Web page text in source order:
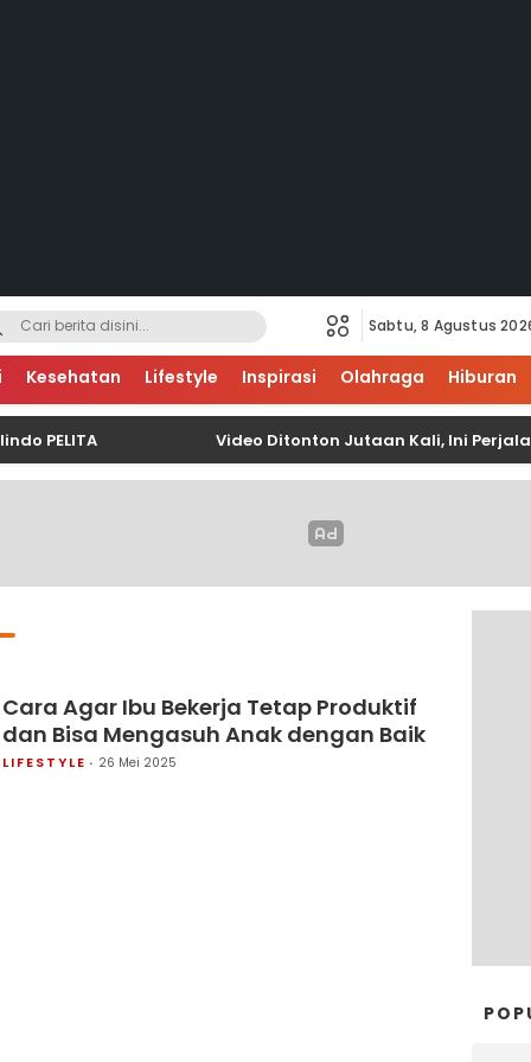
Sabtu, 8 Agustus
Kesehatan Lifestyle Inspirasi Olahraga Hiburan
Video Ditonton Jutaan Kali, Ini Perjalanan
Cara Agar Ibu Bekerja Tetap Produktif
dan Bisa Mengasuh Anak dengan Baik
LIFESTYLE 26 Mei 2025